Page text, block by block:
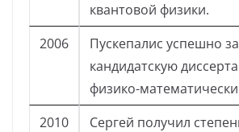
квантовой физики.
2006
Пускепалис успешно
кандидатскую
физико-
2010
Сергей получил